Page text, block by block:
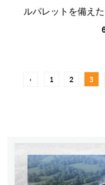
ルパレットを備え
‹ 1 2 3